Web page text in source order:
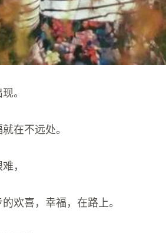
。
在不远处。
，
欢喜，幸福，在路上。